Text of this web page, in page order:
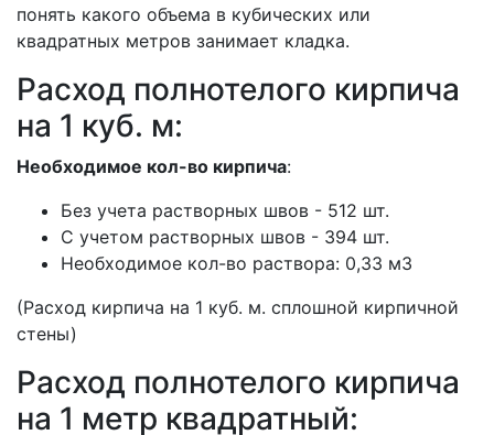
понять какого объема в кубических или
квадратных метров занимает кладка.
Расход полнотелого кирпича
на 1 куб. м:
Необходимое кол-во кирпича:
Без учета растворных швов - 512 шт.
С учетом растворных швов - 394 шт.
Необходимое кол-во раствора: 0,33 м3
(Расход кирпича на 1 куб. м. сплошной кирпичной
стены)
Расход полнотелого кирпича
на 1 метр квадратный: